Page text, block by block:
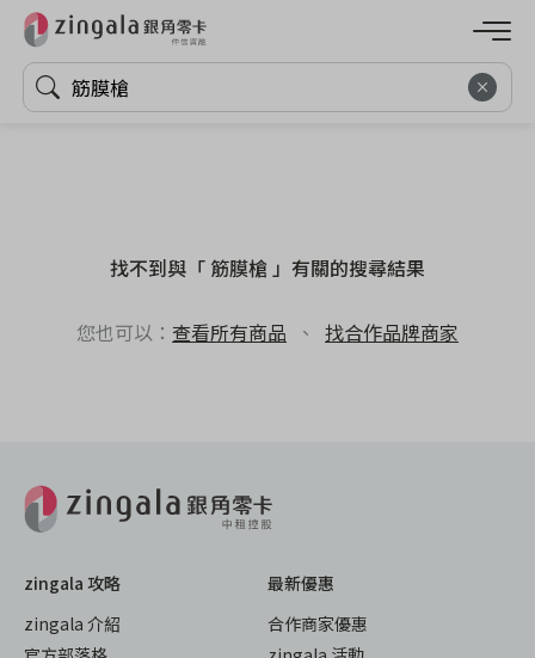
找不到與「 筋膜槍 」有關的搜尋結果
您也可以： 查看所有商品 、 找合作品牌商家
zingala 攻略
zingala 介紹
最新優惠
合作商家優惠